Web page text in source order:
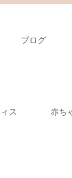
ブログ
ス 赤ち